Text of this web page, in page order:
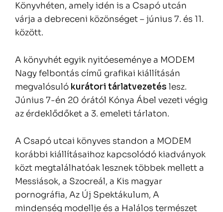
Könyvhéten, amely idén is a Csapó utcán
várja a debreceni közönséget – június 7. és 11.
között.
A könyvhét egyik nyitóeseménye a MODEM
Nagy felbontás című grafikai kiállításán
megvalósuló kurátori tárlatvezetés lesz.
Június 7-én 20 órától Kónya Ábel vezeti végig
az érdeklődőket a 3. emeleti tárlaton.
A Csapó utcai könyves standon a MODEM
korábbi kiállításaihoz kapcsolódó kiadványok
közt megtalálhatóak lesznek többek mellett a
Messiások, a Szocreál, a Kis magyar
pornográfia, Az Új Spektákulum, A
mindenség modellje és a Halálos természet